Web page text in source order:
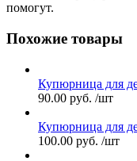
помогут.
Похожие товары
Купюрница для
90.00 руб. /шт
Купюрница для
100.00 руб. /шт